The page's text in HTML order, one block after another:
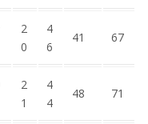
2
0
4
6
41 67
2
1
4
4
48 71